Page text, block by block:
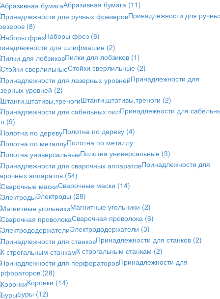
Абразивная бумага (11)
Принадлежности для
(8)
Наборы фрез (8)
для шлифмашин (2)
Пилки для лобзиков (1)
Стойки сверлильные (2)
Принадлежности для
уровней (2)
Штанги,штативы,треноги (2)
Принадлежности для
(9)
Полотна по дереву (4)
Полотна по металлу
Полотна универсальные (3)
Принадлежности для
аппаратов (54)
Сварочные маски (14)
Электроды (28)
Магнитные угольники (2)
Сварочная проволока (6)
Электрододержатели (3)
Принадлежности для станков (2)
К строгальным станкам (2)
Принадлежности для
(28)
Коронки (14)
Буры (12)